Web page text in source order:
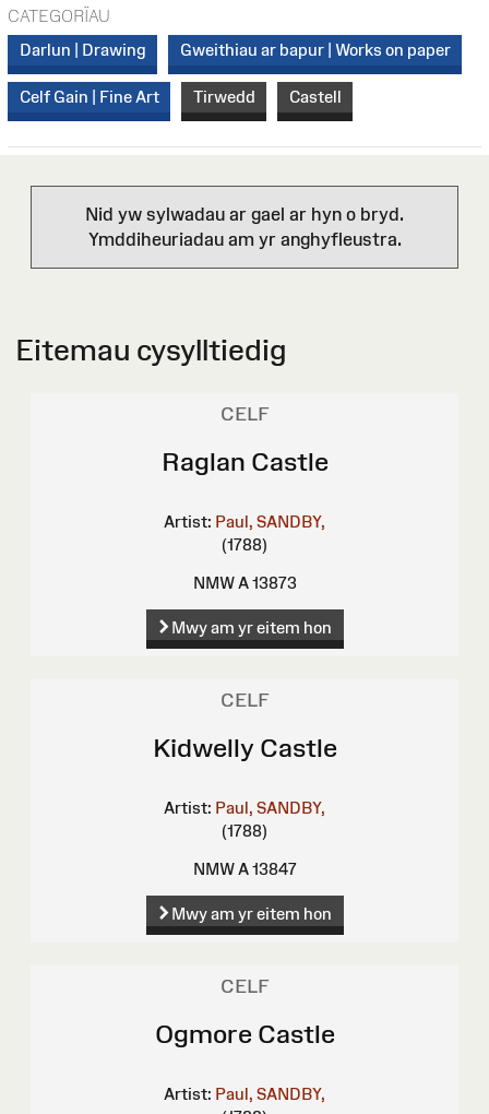
CATEGORÏAU
Darlun | Drawing
Gweithiau ar bapur | Works on paper
Celf Gain | Fine Art Tirwedd Castell
Nid yw sylwadau ar gael ar hyn o bryd.
Ymddiheuriadau am yr anghyfleustra.
Eitemau cysylltiedig
CELF
Raglan Castle
Artist: Paul, SANDBY,
(1788)
NMW A 13873
Mwy am yr eitem hon
CELF
Kidwelly Castle
Artist: Paul, SANDBY,
(1788)
NMW A 13847
Mwy am yr eitem hon
CELF
Ogmore Castle
Artist: Paul, SANDBY,